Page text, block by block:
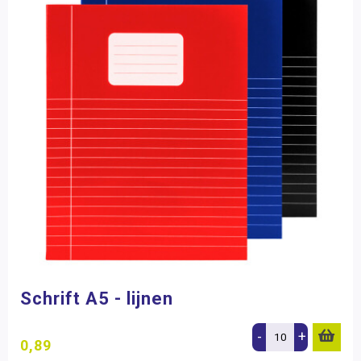
Schrift A5 - lijnen
0,89 - +